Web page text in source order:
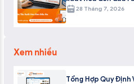
28 Tháng 7, 2026
Xem nhiều
Tổng Hợp Quy Định